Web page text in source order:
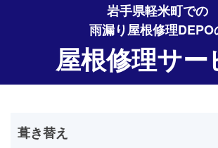
岩手県軽米町での
雨漏り屋根修理DEPO
屋根修理サー
葺き替え